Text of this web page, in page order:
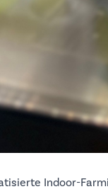
Indoor-